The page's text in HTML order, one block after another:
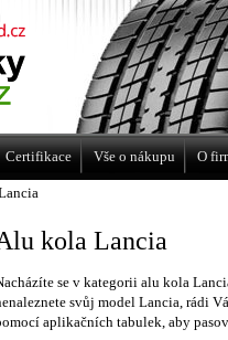
kola Lancia
se v kategorii alu kola
svůj model Lancia, rádi
aplikačních tabulek, aby
Alu kola
Certifikace Vše o nákupu O